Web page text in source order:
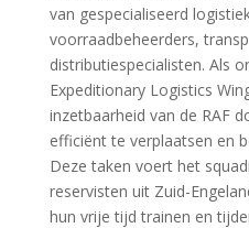
van gespecialiseerd
voorraadbeheerders,
distributiespecialisten. Als
Expeditionary Logistics
inzetbaarheid van de RAF
efficiënt te verplaatsen en
Deze taken voert het
reservisten uit Zuid-
hun vrije tijd trainen en